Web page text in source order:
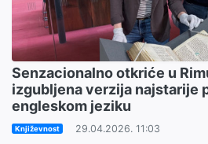
Senzacionalno otkriće u
izgubljena verzija najstarije
engleskom jeziku
Književnost 29.04.2026. 11:03